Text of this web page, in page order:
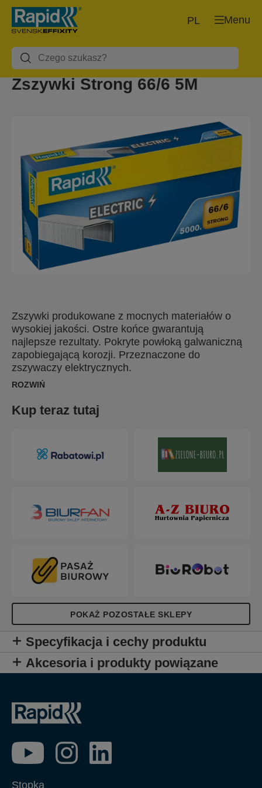
Menu
PL
Zszywki Strong 66/6 5M
Zszywki produkowane z mocnych materiałów o
wysokiej jakości. Ostre końce gwarantują
najlepsze rezultaty. Pokryte powłoką galwaniczną
zapobiegającą korozji. Przeznaczone do
zszywaczy elektrycznych.
ROZWIŃ
Kup teraz tutaj
POKAŻ POZOSTAŁE SKLEPY
Specyfikacja i cechy produktu
Akcesoria i produkty powiązane
Stopka